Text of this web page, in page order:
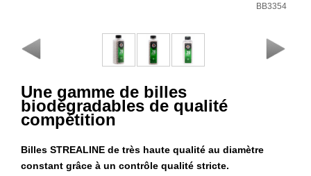
Mes
documents
coffre-fort
numérique
BB3354
Une gamme de billes
biodégradables de qualité
compétition
Billes STREALINE de très haute qualité au diamètre
constant grâce à un contrôle qualité stricte.